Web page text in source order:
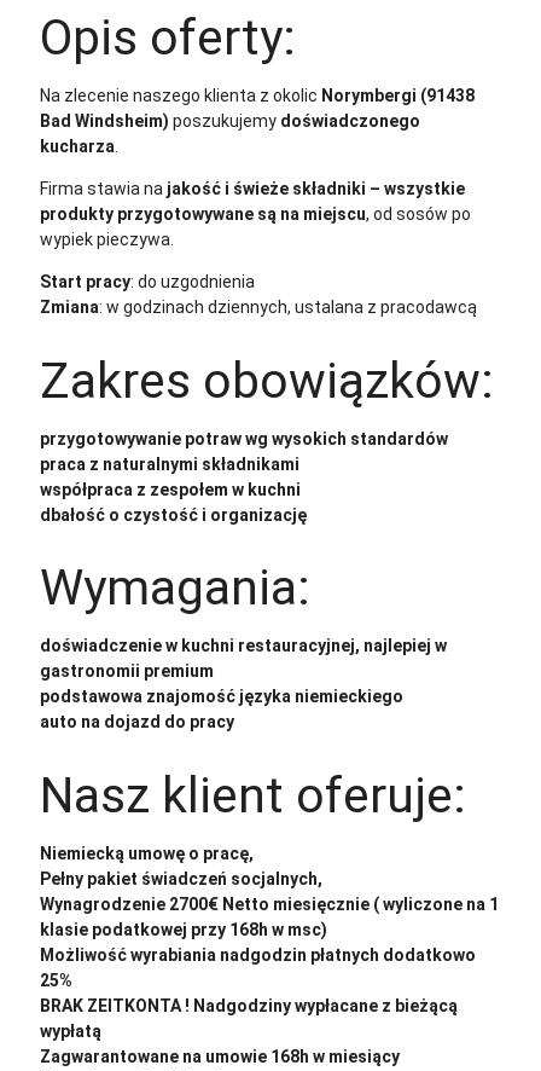
Opis oferty:
Na zlecenie naszego klienta z okolic Norymbergi (91438
Bad Windsheim) poszukujemy doświadczonego
kucharza.
Firma stawia na jakość i świeże składniki – wszystkie
produkty przygotowywane są na miejscu, od sosów po
wypiek pieczywa.
Start pracy: do uzgodnienia
Zmiana: w godzinach dziennych, ustalana z pracodawcą
Zakres obowiązków:
przygotowywanie potraw wg wysokich standardów
praca z naturalnymi składnikami
współpraca z zespołem w kuchni
dbałość o czystość i organizację
Wymagania:
doświadczenie w kuchni restauracyjnej, najlepiej w
gastronomii premium
podstawowa znajomość języka niemieckiego
auto na dojazd do pracy
Nasz klient oferuje:
Niemiecką umowę o pracę,
Pełny pakiet świadczeń socjalnych,
Wynagrodzenie 2700€ Netto miesięcznie ( wyliczone na 1
klasie podatkowej przy 168h w msc)
Możliwość wyrabiania nadgodzin płatnych dodatkowo
25%
BRAK ZEITKONTA ! Nadgodziny wypłacane z bieżącą
wypłatą
Zagwarantowane na umowie 168h w miesiący